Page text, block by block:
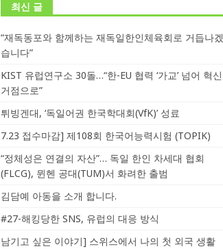
최신 글
“재독동포와 함께하는 재독일한인체육회로 거듭나겠
습니다”
KIST 유럽연구소 30돌…“한-EU 협력 ‘가교’ 넘어 혁신
거점으로”
튀빙겐대, ‘독일어권 한국학대회(VfK)’ 성료
7.23 접수마감] 제108회 한국어능력시험 (TOPIK)
“정체성은 연결의 자산”… 독일 한인 차세대 협회
(FLCG), 뮌헨 공대(TUM)서 화려한 출범
김담예 아동을 소개 합니다.
#27-해킹당한 SNS, 유럽의 대응 방식
남기고 싶은 이야기] 스위스에서 나의 첫 외국 생활